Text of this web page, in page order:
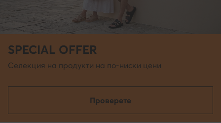
SPECIAL OFFER
Селекция на продукти на по-ниски цени
Проверете